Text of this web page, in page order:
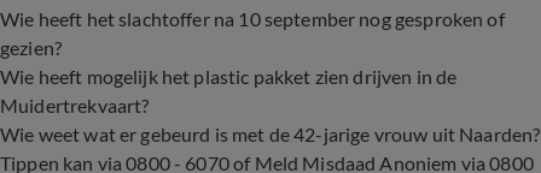
Wie heeft het slachtoffer na 10 september nog gesproken of
gezien?
Wie heeft mogelijk het plastic pakket zien drijven in de
Muidertrekvaart?
Wie weet wat er gebeurd is met de 42-jarige vrouw uit Naarden?
Tippen kan via 0800 - 6070 of Meld Misdaad Anoniem via 0800